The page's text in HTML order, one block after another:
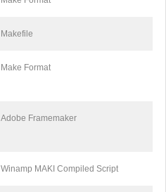
Makefile
Make Format
Adobe Framemaker
Winamp MAKI Compiled Script